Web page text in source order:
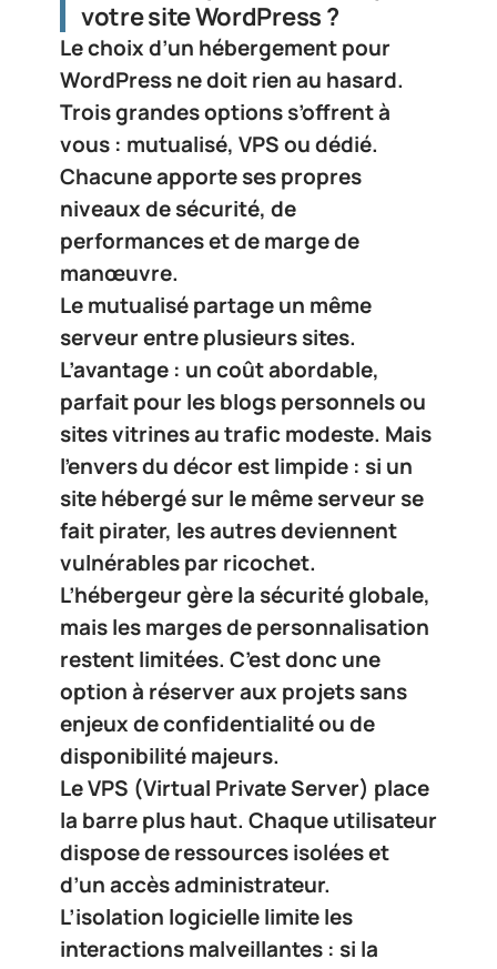
votre site WordPress ?
Le choix d’un hébergement pour
WordPress ne doit rien au hasard.
Trois grandes options s’offrent à
vous : mutualisé, VPSoudédié.
Chacune apporte ses propres
niveaux de sécurité, de
performances et de marge de
manœuvre.
Lemutualisépartage un même
serveur entre plusieurs sites.
L’avantage : un coût abordable,
parfait pour les blogs personnels ou
sites vitrines au trafic modeste. Mais
l’envers du décor est limpide : si un
site hébergé sur le même serveur se
fait pirater, les autres deviennent
vulnérables par ricochet.
L’hébergeur gère la sécurité globale,
mais les marges de personnalisation
restent limitées. C’est donc une
option à réserver aux projets sans
enjeux de confidentialité ou de
disponibilité majeurs.
LeVPS (Virtual Private Server) place
la barre plus haut. Chaque utilisateur
dispose de ressources isolées et
d’un accès administrateur.
L’isolation logicielle limite les
interactions malveillantes : si la